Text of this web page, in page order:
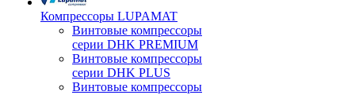
Компрессоры LUPAMAT
Винтовые компрессоры
серии DHK PREMIUM
Винтовые компрессоры
серии DHK PLUS
Винтовые компрессоры